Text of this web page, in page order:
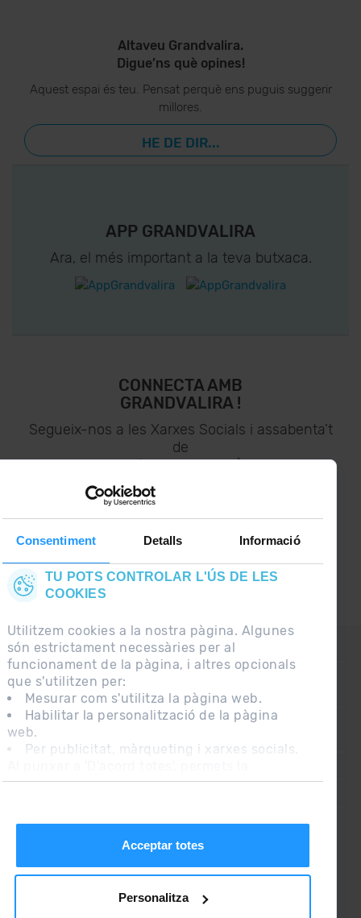
Consentiment Detalls Informació
TU POTS CONTROLAR L'ÚS DE LES
COOKIES
Utilitzem cookies a la nostra pàgina. Algunes
són estrictament necessàries per al
funcionament de la pàgina, i altres opcionals
que s'utilitzen per:
Mesurar com s'utilitza la pàgina web.
Habilitar la personalització de la pàgina
web.
Per publicitat, màrqueting i xarxes socials.
instal·lació de les cookies. Si prefereixes
Acceptar totes
Personalitza
Altaveu Grandvalira.
Digue’ns què opines!
Aquest espai és teu. Pensat perquè ens puguis suggerir
millores.
HE DE DIR...
APP GRANDVALIRA
Ara, el més important a la teva butxaca.
CONNECTA AMB
GRANDVALIRA !
Segueix-nos a les Xarxes Socials i assabenta’t
de
lo últim el primer :)
CONTACTE
PREGUNTES FREQÜENTS
NOTA LEGAL